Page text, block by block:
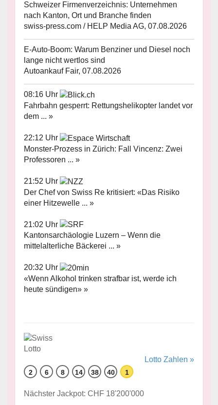
Schweizer Firmenverzeichnis: Unternehmen
nach Kanton, Ort und Branche finden
swiss-press.com / HELP Media AG, 07.08.2026
E-Auto-Boom: Warum Benziner und Diesel noch
lange nicht wertlos sind
Autoankauf Fair, 07.08.2026
08:16 Uhr
Fahrbahn gesperrt: Rettungshelikopter landet vor
dem ... »
22:12 Uhr
Monster-Prozess in Zürich: Fall Vincenz: Zwei
Professoren ... »
21:52 Uhr
Der Chef von Swiss Re kritisiert: «Das Risiko
einer Hitzewelle ... »
21:02 Uhr
Kantonsarchäologie Luzern – Wenn die
mittelalterliche Bäckerei ... »
20:32 Uhr
«Wenn Alkohol trinken strafbar ist, werde ich
heute sündigen» »
Lotto Zahlen »
2 6 8 14 38 40 1
Nächster Jackpot: CHF 18'200'000